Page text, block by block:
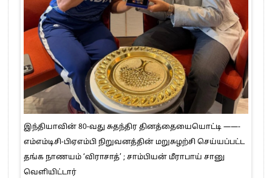
இந்தியாவின் 80-வது சுதந்திர தினத்தையையொட்டி ——-
எம்எம்டிசி-பிஏஎம்பி நிறுவனத்தின் மறுசுழற்சி செய்யப்பட்ட
தங்க நாணயம் ‘விராசாத்’ ; சாம்பியன் மீராபாய் சானு
வெளியிட்டார்